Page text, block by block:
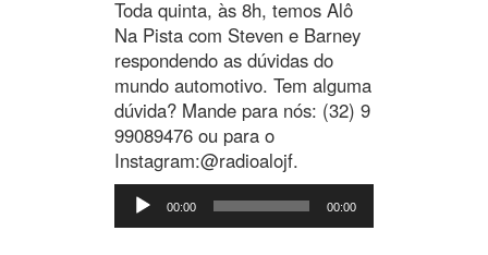
Toda quinta, às 8h, temos Alô
Na Pista com Steven e Barney
respondendo as dúvidas do
mundo automotivo. Tem alguma
dúvida? Mande para nós: (32) 9
99089476 ou para o
Instagram:@radioalojf.
Tocador
áudio
00:00 00:00